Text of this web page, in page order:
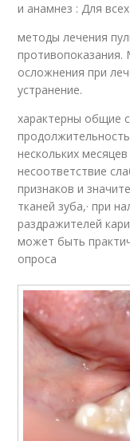
и анамнез : Для
методы лечения
осложнения при
устранение.
характерны общие
нескольких
несоответствие
признаков и
тканей зуба,· при
раздражителей
может быть
опроса